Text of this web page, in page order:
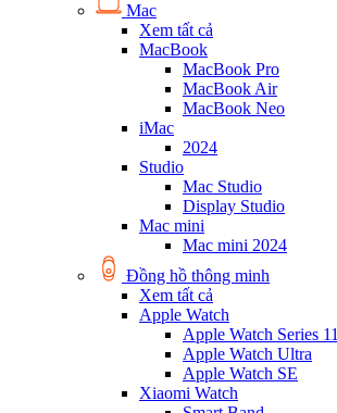
Mac
Xem tất cả
MacBook
MacBook Pro
MacBook Air
MacBook Neo
iMac
2024
Studio
Mac Studio
Display Studio
Mac mini
Mac mini 2024
Đồng hồ thông minh
Xem tất cả
Apple Watch
Apple Watch Series 11
Apple Watch Ultra
Apple Watch SE
Xiaomi Watch